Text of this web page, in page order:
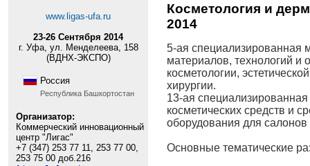
www.ligas-ufa.ru
23-26 Сентября 2014
г. Уфа, ул. Менделеева, 158
(ВДНХ-ЭКСПО)
Россия
Республика Башкортостан
Организатор:
Коммерческий инновационный
центр "Лигас"
+7 (347) 253 77 11, 253 77 00,
253 75 00 доб.216
Косметология и
2014
5-ая специализированная
материалов, технологий и
косметологии,
хирургии.
13-ая
косметических средств и
оборудования для
Основные тематические